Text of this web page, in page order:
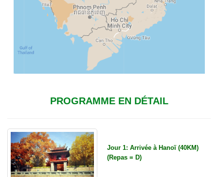
PROGRAMME EN DÉTAIL
Jour 1: Arrivée à Hanoï (40KM)
(Repas = D)